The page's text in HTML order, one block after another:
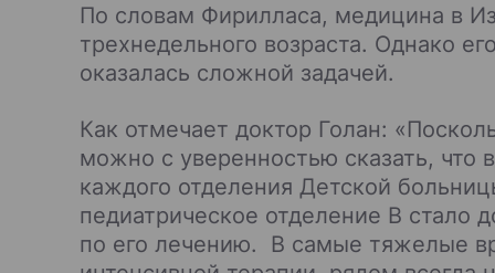
По словам Фирилласа, медицина в
трехнедельного возраста. Однако
оказалась сложной задачей.
Как отмечает доктор Голан:
можно с уверенностью сказать, что
каждого отделения Детской
педиатрическое отделение В стало
по его лечению. В самые тяжелые